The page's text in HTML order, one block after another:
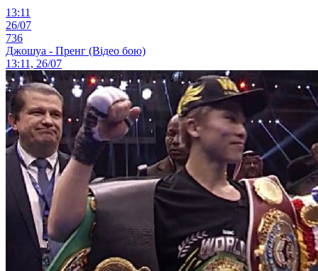
13:11
26/07
736
Джошуа - Пренг (Відео бою)
13:11, 26/07